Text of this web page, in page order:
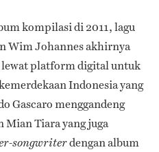
kompilasi di 2011, lagu
Wim Johannes akhirnya
platform digital untuk
Indonesia yang
Gascaro menggandeng
MianTiarayang juga
songwriterdengan album